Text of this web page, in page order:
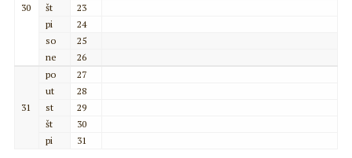
30
št
23
pi
24
so
25
ne
26
31
po
27
ut
28
st
29
št
30
pi
31